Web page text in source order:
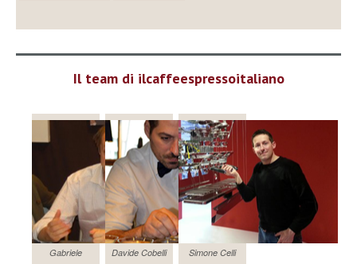
Il team di ilcaffeespressoitaliano
Gabriele
Davide Cobelli Simone Celli